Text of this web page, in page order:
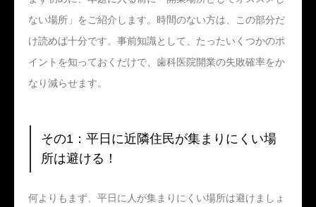
ない場所」をご紹介します。時間のない方は、この部分だ
け読めば十分です。事前知識として、たったいくつかのポ
イントを知っておくだけで、歯科医院開業の失敗確率をか
なり減らせます。
その1：平日に近隣住民が集まりにくい場
所は避ける！
何よりもまず、平日に人が集まりにくい場所は避けましょ